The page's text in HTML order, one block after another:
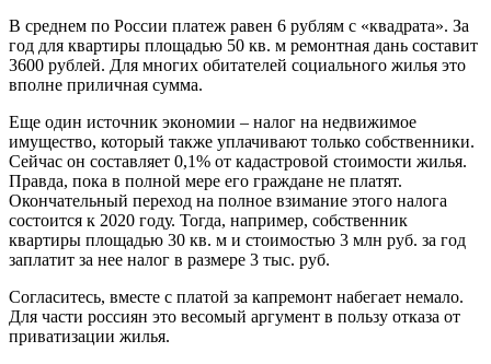
В среднем по России платеж равен 6 рублям с «квадрата». За
год для квартиры площадью 50 кв. м ремонтная дань составит
3600 рублей. Для многих обитателей социального жилья это
вполне приличная сумма.
Еще один источник экономии – налог на недвижимое
имущество, который также уплачивают только собственники.
Сейчас он составляет 0,1% от кадастровой стоимости жилья.
Правда, пока в полной мере его граждане не платят.
Окончательный переход на полное взимание этого налога
состоится к 2020 году. Тогда, например, собственник
квартиры площадью 30 кв. м и стоимостью 3 млн руб. за год
заплатит за нее налог в размере 3 тыс. руб.
Согласитесь, вместе с платой за капремонт набегает немало.
Для части россиян это весомый аргумент в пользу отказа от
приватизации жилья.